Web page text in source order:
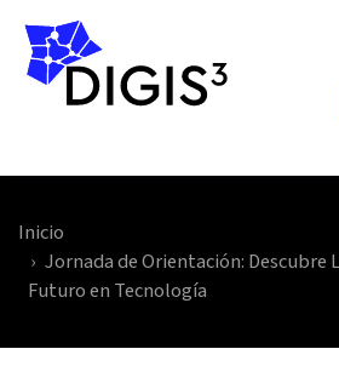
Skip to main content
Inicio
Jornada de Orientación: Descubre
Futuro en Tecnología